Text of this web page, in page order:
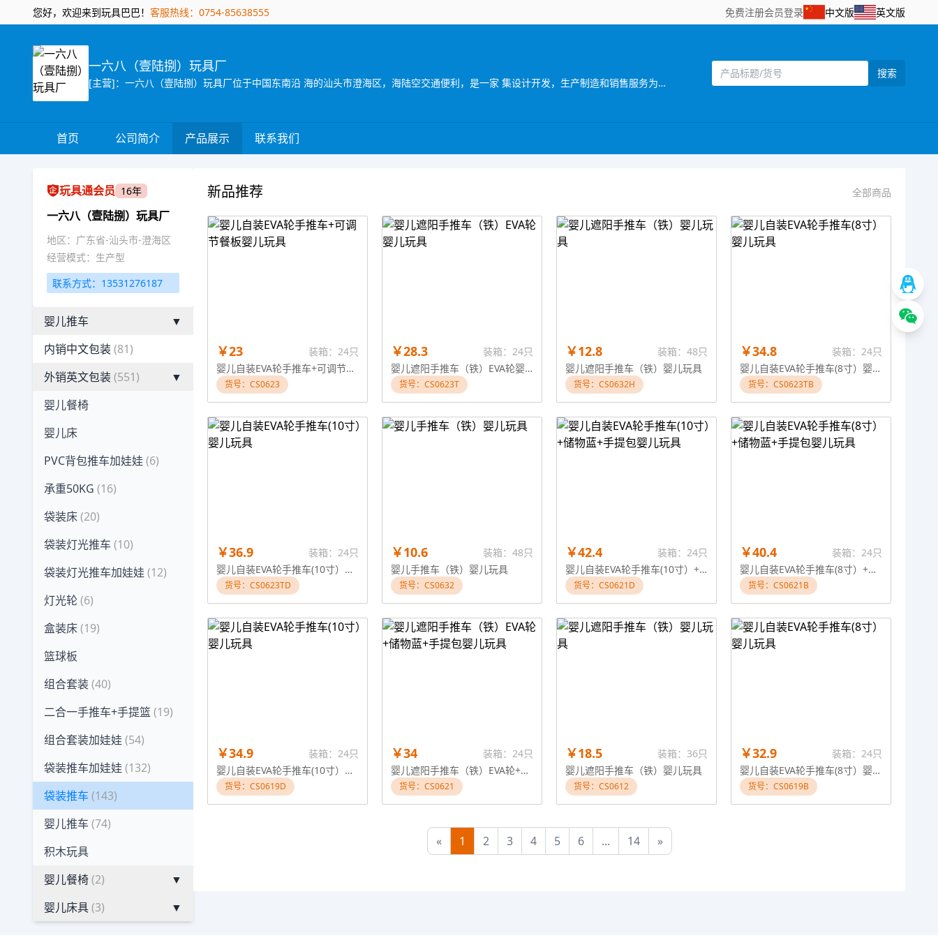
您好，欢迎来到玩具巴巴！ 客服热线：0754-85638555 免费注册会员登录 中文版 英文版
一六八（壹陆捌）玩具厂
[主营]：一六八（壹陆捌）玩具厂位于中国东南沿 海的汕头市澄海区，海陆空交通便利，是一家 集设计开发，生产制造和销售服务为一体的企业。 推推乐是一六八玩具厂旗下的一个推车玩具品牌，目前本厂主要生产婴儿手推车，娃娃公仔，彩虹编织机等儿童玩具产品，推推乐手推车玩具拥有专业的设计人员，所有开发的产品，款式新颖，结构合理，安全美观，适合各类消费层购买，所有产品均可符合国家安全检测标准EN71标准，同时推推乐推车还拥有一批强大的销售团队，目前产品销售遍及中国30多个省，直辖市覆盖国内200个城市，并且远销欧洲，南北美洲，东南亚，非洲等国家和地区 推推乐品牌诞生以来得到了广大客户和消费者的支持和认可，作为我们也将一如既往，不断创新，将“经典.环保.安全.时尚”的全新理念融入到体现品牌价值中，推推乐推车专做中国好玩具。
搜索
首页 公司简介 产品展示 联系我们
玩具通会员 16年
一六八（壹陆捌）玩具厂
地区：广东省-汕头市-澄海区
经营模式：生产型
联系方式：13531276187
婴儿推车
▼
内销中文包装(81)
外销英文包装(551)
▼
婴儿餐椅
婴儿床
PVC背包推车加娃娃 (6)
承重50KG (16)
袋装床(20)
袋装灯光推车 (10)
袋装灯光推车加娃娃 (12)
灯光轮(6)
盒装床(19)
篮球板
组合套装(40)
二合一手推车+手提篮 (19)
组合套装加娃娃 (54)
袋装推车加娃娃 (132)
袋装推车 (143)
婴儿推车 (74)
积木玩具
婴儿餐椅(2)
▼
婴儿床具(3) ▼
新品推荐 全部商品
￥23
装箱：24只
婴儿自装EVA轮手推车+可调节餐板婴儿玩具
货号：CS0623
￥28.3
装箱：24只
婴儿遮阳手推车（铁）EVA轮婴儿玩具
货号：CS0623T
￥12.8
装箱：48只
婴儿遮阳手推车（铁）婴儿玩具
货号：CS0632H
￥34.8
装箱：24只
婴儿自装EVA轮手推车(8寸）婴儿玩具
货号：CS0623TB
￥36.9
装箱：24只
婴儿自装EVA轮手推车(10寸）婴儿玩具
货号：CS0623TD
￥10.6
装箱：48只
婴儿手推车（铁）婴儿玩具
货号：CS0632
￥42.4
装箱：24只
婴儿自装EVA轮手推车(10寸）+储物蓝+手提包婴儿玩具
货号：CS0621D
￥40.4
装箱：24只
婴儿自装EVA轮手推车(8寸）+储物蓝+手提包婴儿玩具
货号：CS0621B
￥34.9
装箱：24只
婴儿自装EVA轮手推车(10寸）婴儿玩具
货号：CS0619D
￥34
装箱：24只
婴儿遮阳手推车（铁）EVA轮+储物蓝+手提包婴儿玩具
货号：CS0621
￥18.5
装箱：36只
婴儿遮阳手推车（铁）婴儿玩具
货号：CS0612
￥32.9
装箱：24只
婴儿自装EVA轮手推车(8寸）婴儿玩具
货号：CS0619B
« 1 2 3 4 5 6 ... 14 »